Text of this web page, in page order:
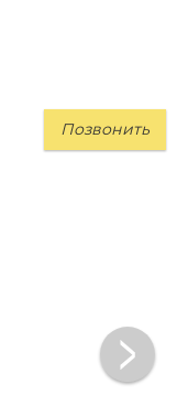
Позвонить